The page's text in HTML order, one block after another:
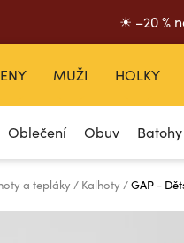
☀ –20 %
MUŽI HOLKY
Oblečení Obuv
a tepláky Kalhoty GAP -